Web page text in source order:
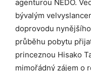
agenturou NEDO.
bývalým
doprovodu
průběhu pobytu
princeznou Hisako
mimořádný zájem o